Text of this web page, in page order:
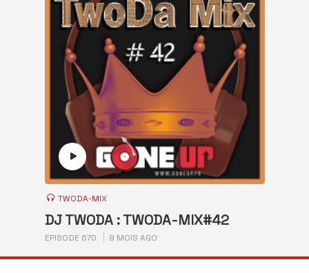
TWODA-MIX
DJ TWODA : TWODA-MIX#42
EPISODE 670 9 MOIS AGO